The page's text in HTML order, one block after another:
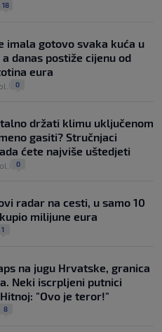
18
imala gotovo svaka kuća u
danas postiže cijenu od
eura
0
držati klimu uključenom
gasiti? Stručnjaci
ćete najviše uštedjeti
0
radar na cesti, u samo 10
milijune eura
1
na jugu Hrvatske, granica
Neki iscrpljeni putnici
"Ovo je teror!"
8